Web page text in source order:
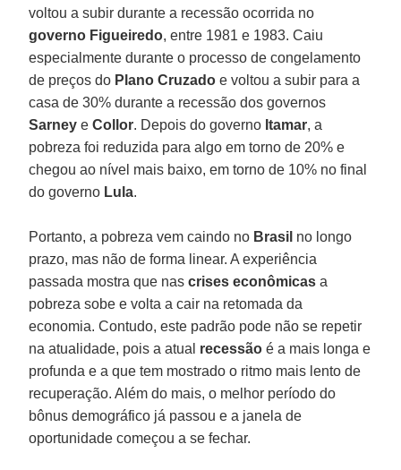
voltou a subir durante a recessão ocorrida no
governo Figueiredo, entre 1981 e 1983. Caiu
especialmente durante o processo de congelamento
de preços do Plano Cruzado e voltou a subir para a
casa de 30% durante a recessão dos governos
Sarneye Collor. Depois do governo Itamar, a
pobreza foi reduzida para algo em torno de 20% e
chegou ao nível mais baixo, em torno de 10% no final
do governo Lula.
Portanto, a pobreza vem caindo no Brasil no longo
prazo, mas não de forma linear. A experiência
passada mostra que nascrises econômicas a
pobreza sobe e volta a cair na retomada da
economia. Contudo, este padrão pode não se repetir
na atualidade, pois a atual recessão é a mais longa e
profunda e a que tem mostrado o ritmo mais lento de
recuperação. Além do mais, o melhor período do
bônus demográfico já passou e a janela de
oportunidade começou a se fechar.